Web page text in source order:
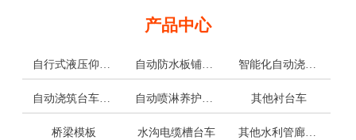
产品中心
自行式液压仰拱栈桥 自动防水板铺挂台车 智能化自动浇筑衬砌台车
自动浇筑台车配套件 自动喷淋养护台车 其他衬台车
桥梁模板 水沟电缆槽台车 其他水利管廊台车模板